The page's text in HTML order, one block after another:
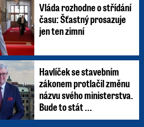
Vláda rozhodne o střídání
času: Šťastný prosazuje
jen ten zimní
Havlíček se stavebním
zákonem protlačil změnu
názvu svého ministerstva.
Bude to stát ...